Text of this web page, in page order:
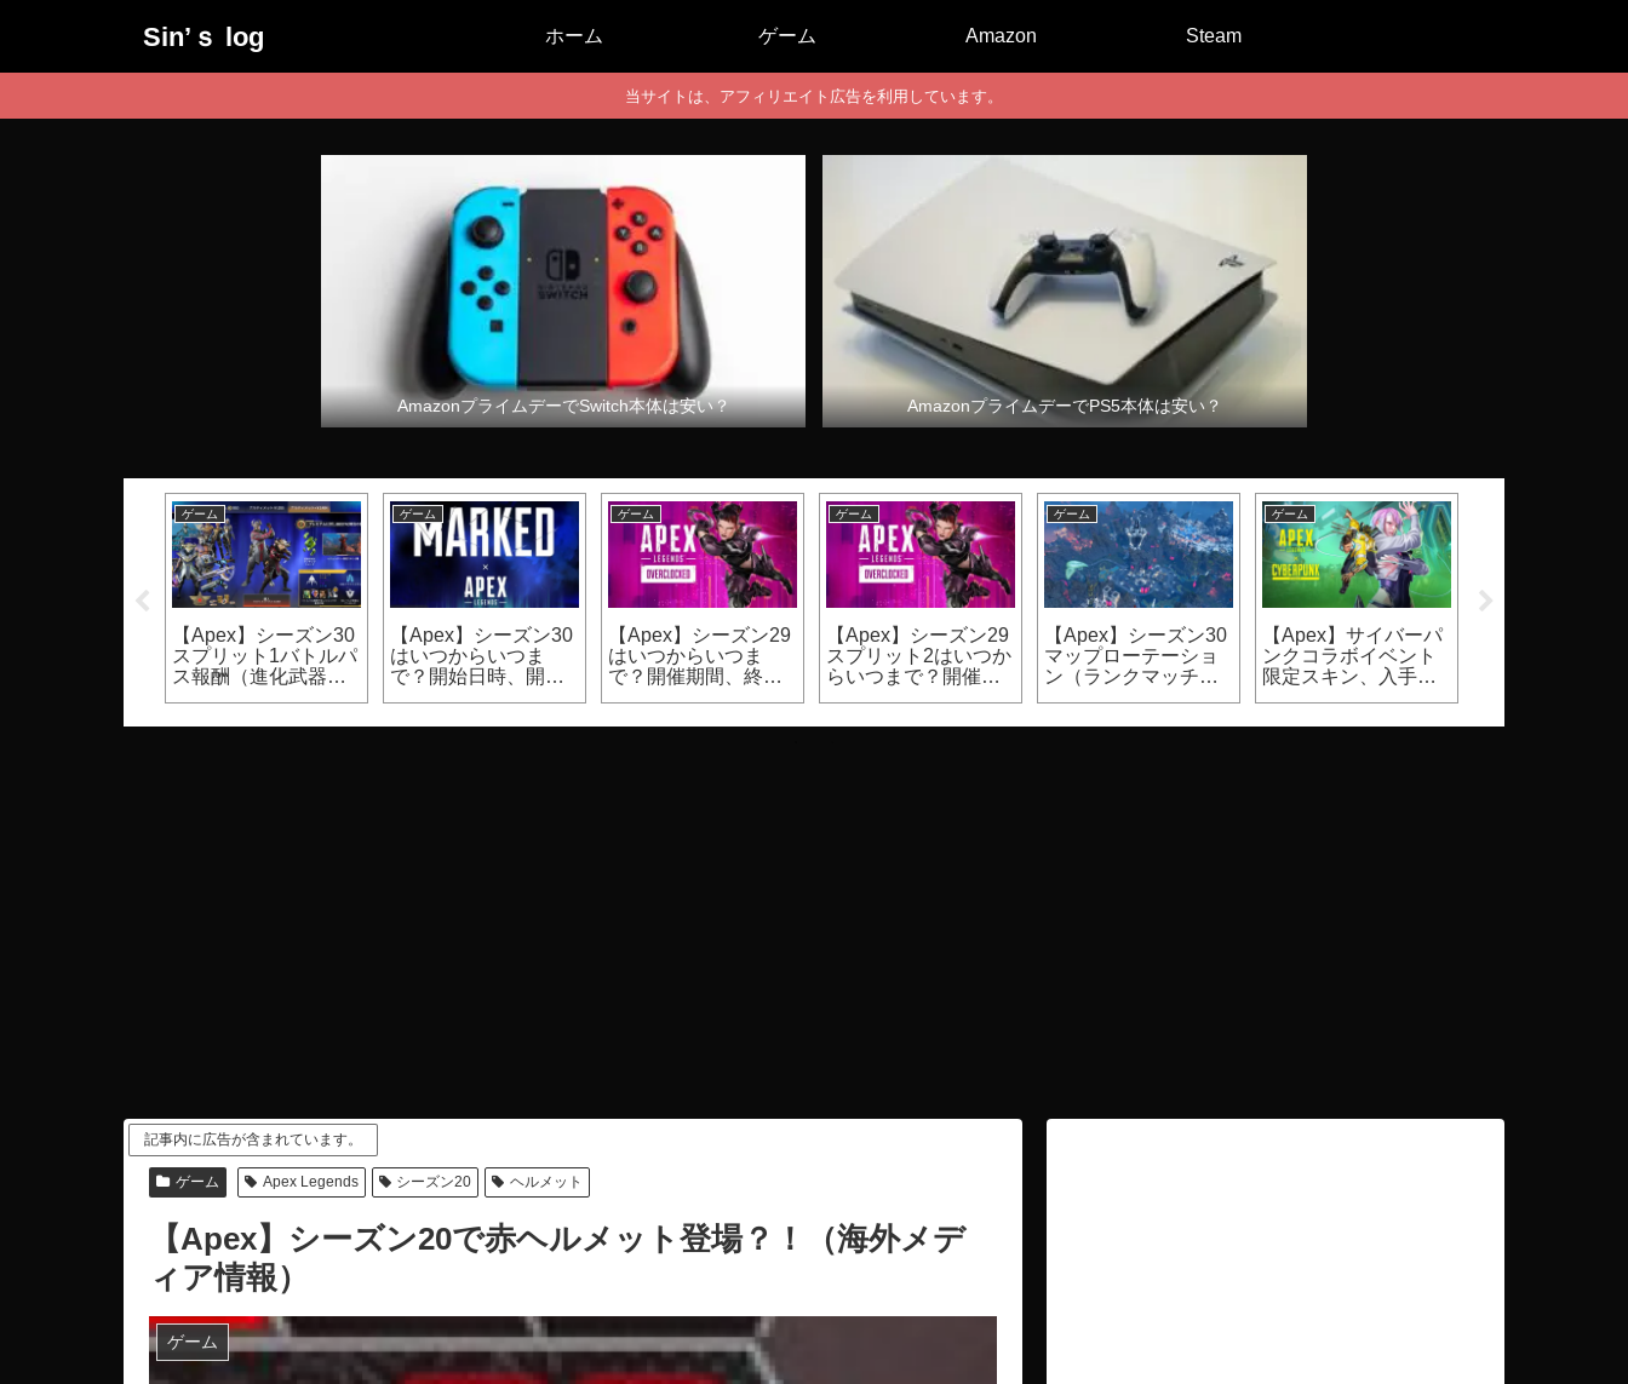
Sin’ｓ log ホーム ゲーム Amazon Steam
当サイトは、アフィリエイト広告を利用しています。
AmazonプライムデーでSwitch本体は安い？ AmazonプライムデーでPS5本体は安い？
ゲーム
【Apex】シーズン30
スプリット1バトルパ
ス報酬（進化武器ス
ゲーム
【Apex】シーズン30
はいつからいつま
で？開始日時、開催
ゲーム
【Apex】シーズン29
はいつからいつま
で？開催期間、終了
ゲーム
【Apex】シーズン29
スプリット2はいつか
らいつまで？開催期
ゲーム
【Apex】シーズン30
マップローテーショ
ン（ランクマッチ、
ゲーム
【Apex】サイバーパ
ンクコラボイベント
限定スキン、入手方
記事内に広告が含まれています。
ゲーム Apex Legends シーズン20 ヘルメット
【Apex】シーズン20で赤ヘルメット登場？！（海外メデ
ィア情報）
ゲーム